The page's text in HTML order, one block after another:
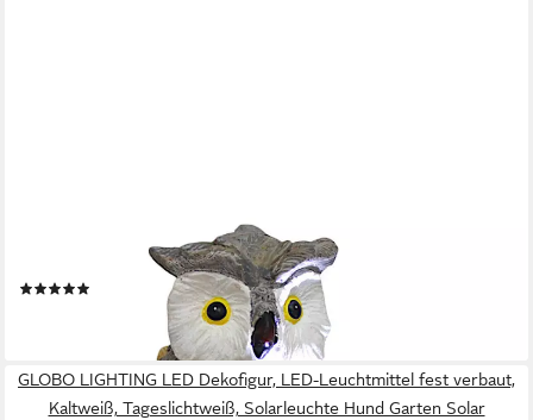
Gartenfigur Solarlampe Eule auf Baumstamm Gartendekoration
36 cm, Tierfigur Gartendekoration
lieferbar - in 2-3 Werktagen bei dir
GLOBO LIGHTING LED Dekofigur, LED-Leuchtmittel fest verbaut,
Kaltweiß, Tageslichtweiß, Solarleuchte Hund Garten Solar